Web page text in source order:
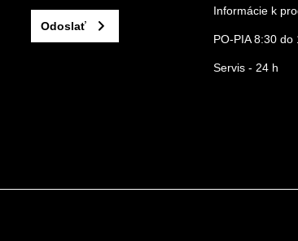
Odoslať
Informácie k
PO-PIA 8:30 do
Servis - 24 h